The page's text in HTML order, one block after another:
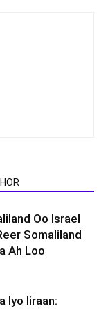
Oo Israel
Somaliland
Ah Loo
Iyo Iiraan: